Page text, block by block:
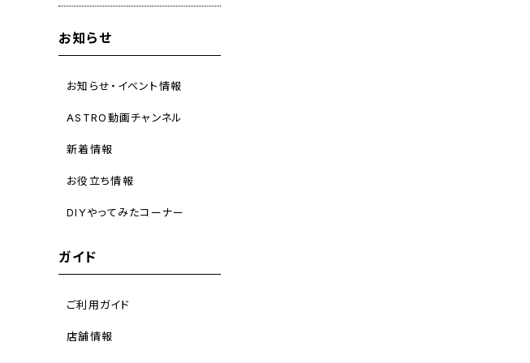
お知らせ
お知らせ・イベント情報
ASTRO動画チャンネル
新着情報
お役立ち情報
DIYやってみたコーナー
ガイド
ご利用ガイド
店舗情報